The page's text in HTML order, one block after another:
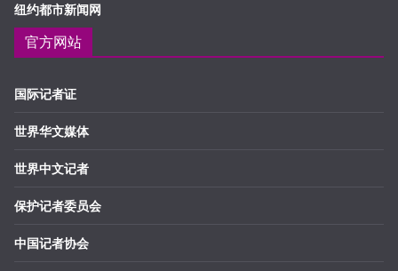
纽约都市新闻网
官方网站
国际记者证
世界华文媒体
世界中文记者
保护记者委员会
中国记者协会